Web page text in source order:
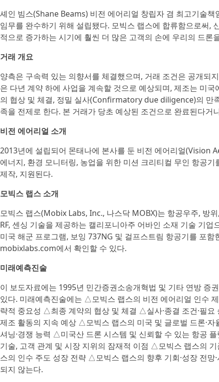
셰인 빔스(Shane Beams) 비전 에어리얼 창립자 겸 최고기술
임무를 완수하기 위해 설립됐다. 모빅스 랩스에 합류함으로써,
적으로 증가하는 시기에 훨씬 더 많은 고객의 손에 우리의 드론
거래 개요
양측은 구속력 있는 의향서를 체결했으며, 거래 조건은 공개되
은 다년 계약 하에 사업을 계속할 것으로 예상되며, 제조는 미
의 협상 및 체결, 정밀 실사(Confirmatory due diligence)의 만
족을 전제로 한다. 본 거래가 당초 예상된 조건으로 완료된다거
비전 에어리얼 소개
2013년에 설립되어 몬태나에 본사를 둔 비전 에어리얼(Vision
에너지, 환경 모니터링, 농업을 위한 미션 크리티컬 무인 항공
제작, 지원된다.
모빅스 랩스 소개
모빅스 랩스(Mobix Labs, Inc., 나스닥 MOBX)는 항공우주, 방
RF, 센싱 기술을 제공하는 캘리포니아주 어바인 소재 기술 기
미국 해군 프로그램, 보잉 737NG 및 걸프스트림 항공기를 포
mobixlabs.com에서 확인할 수 있다.
미래예측진술
이 보도자료에는 1995년 민간증권소송개혁법 및 기타 연방 증
있다. 미래예측진술에는 △모빅스 랩스의 비전 에어리얼 인수
략적 중요성 △최종 계약의 협상 및 체결 △실사·종결 조건·필
제조 활동의 지속 예상 △모빅스 랩스의 미국 및 글로벌 드론·자
셔닝·경쟁 능력 △미국산 드론 시스템 및 신뢰할 수 있는 항공
기술, 고객 관계 및 시장 지위의 잠재적 이점 △모빅스 랩스의
스의 인수 주도 성장 전략 △모빅스 랩스의 향후 기회·성장 전
되지 않는다.